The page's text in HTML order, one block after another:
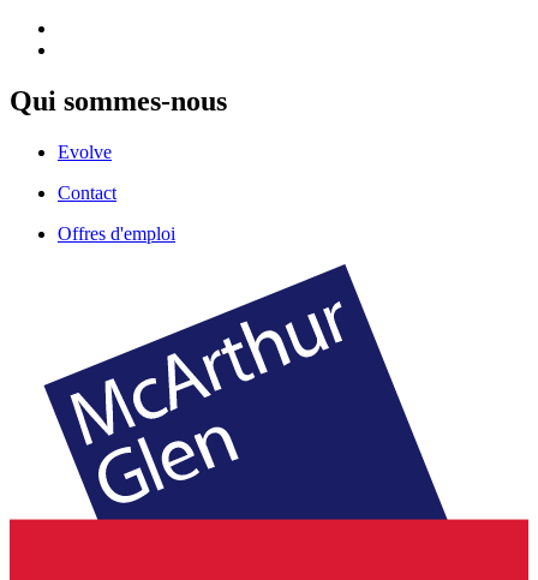
Qui sommes-nous
Evolve
Contact
Offres d'emploi